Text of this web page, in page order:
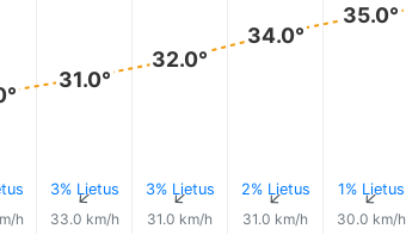
h
31.0°
3% Lietus
↑
33.0 km/h
32.0°
3% Lietus
↑
31.0 km/h
34.0°
2% Lietus
↑
31.0 km/h
35.0°
1% Lietus
↑
30.0 km/h